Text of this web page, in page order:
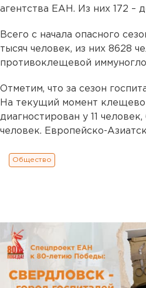
агентства ЕАН. Из них 172 –
Всего с начала опасного
тысяч человек, из них 8628
противоклещевой
Отметим, что за сезон
На текущий момент
диагностирован у 11 человек,
человек. Европейско-
Общество